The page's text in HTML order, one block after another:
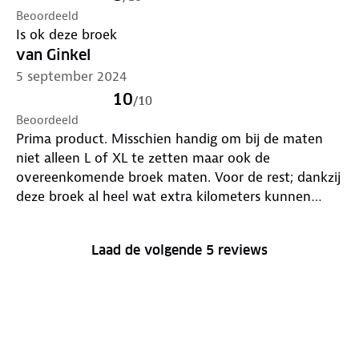
Beoordeeld
Is ok deze broek
van Ginkel
5 september 2024
10/10
Beoordeeld
Prima product. Misschien handig om bij de maten
niet alleen L of XL te zetten maar ook de
overeenkomende broek maten. Voor de rest; dankzij
deze broek al heel wat extra kilometers kunnen
Laad de volgende 5 reviews